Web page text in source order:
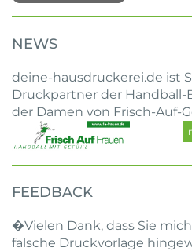
NEWS
deine-hausdruckerei.de ist
Druckpartner der
der Damen von Frisch-Auf-
FEEDBACK
�Vielen Dank, dass Sie
falsche Druckvorlage